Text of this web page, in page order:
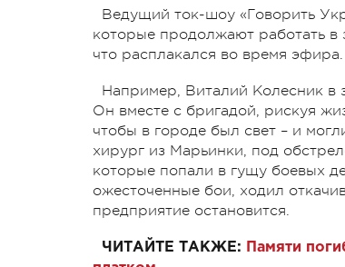
Ведущий ток-шоу «Говорить
которые продолжают работать в
что расплакался во время эфира.
Например, Виталий Колесник в
Он вместе с бригадой, рискуя
чтобы в городе был свет – и
хирург из Марьинки, под
которые попали в гущу боевых
ожесточенные бои, ходил
предприятие остановится.
ЧИТАЙТЕ ТАКЖЕ:
Памяти